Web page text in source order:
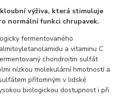
výživa, která stimuluje
normální funkci chrupavek.
fermentovaného
a vitaminu C
chondroitin sulfát
nízkou molekulární hmotností a
přítomným v lidské
biologickou dostupnost i při